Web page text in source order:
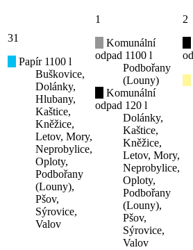
31
Papír 1100 l
Buškovice,
Dolánky,
Hlubany,
Kaštice,
Kněžice,
Letov, Mory,
Neprobylice,
Oploty,
Podbořany
(Louny),
Pšov,
Sýrovice,
Valov
1
Komunální
odpad 1100 l
Podbořany
(Louny)
Komunální
odpad 120 l
Dolánky,
Kaštice,
Kněžice,
Letov, Mory,
Neprobylice,
Oploty,
Podbořany
(Louny),
Pšov,
Sýrovice,
Valov
2